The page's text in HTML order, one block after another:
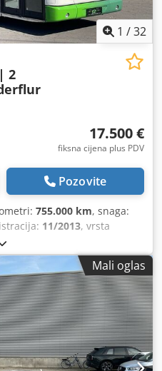
1 /32
2
17.500 €
fiksna cijena plus PDV
Pozovite
755.000 km, snaga:
11/2013, vrsta
, tip prijenosa:
bijela, kočnice:retarder,
klima-uređaj ,Mali oglas